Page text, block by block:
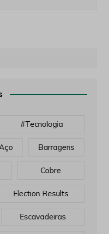
#tecnologia
Barragens
Cobre
Election Results
Escavadeiras